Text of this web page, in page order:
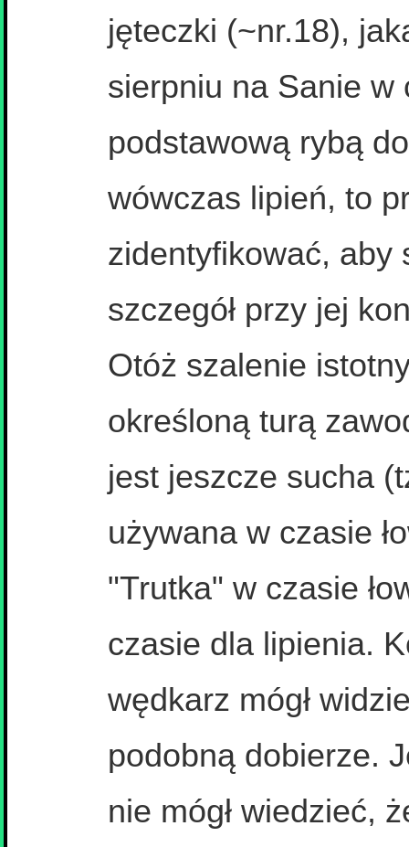
jęteczki (~nr.18),
sierpniu na Sanie w
podstawową rybą do
wówczas lipień, to
zidentyfikować, aby
szczegół przy jej
Otóż szalenie
określoną turą
jest jeszcze sucha
używana w czasie
"Trutka" w czasie
czasie dla lipienia.
wędkarz mógł
podobną dobierze.
nie mógł wiedzieć,